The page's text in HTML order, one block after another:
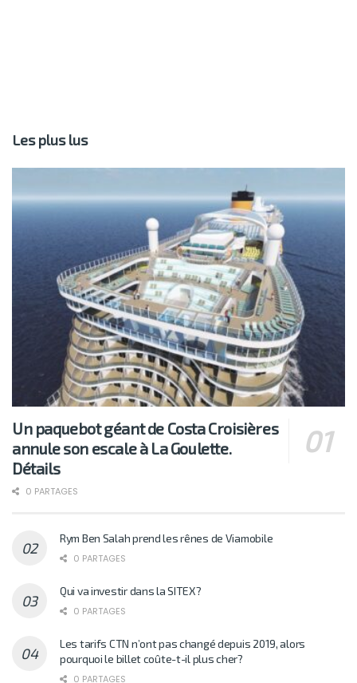
Les plus lus
Un paquebot géant de Costa Croisières
annule son escale à La Goulette.
Détails
0 PARTAGES
Rym Ben Salah prend les rênes de Viamobile
0 PARTAGES
Qui va investir dans la SITEX?
0 PARTAGES
Les tarifs CTN n’ont pas changé depuis 2019, alors
pourquoi le billet coûte-t-il plus cher?
0 PARTAGES